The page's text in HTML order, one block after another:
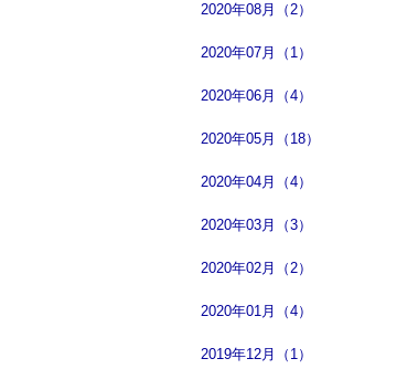
2020年08月（2）
2020年07月（1）
2020年06月（4）
2020年05月（18）
2020年04月（4）
2020年03月（3）
2020年02月（2）
2020年01月（4）
2019年12月（1）